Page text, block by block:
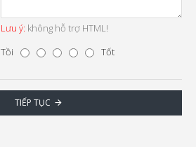
Lưu ý: không hỗ trợ HTML!
Tồi Tốt
TIẾP TỤC